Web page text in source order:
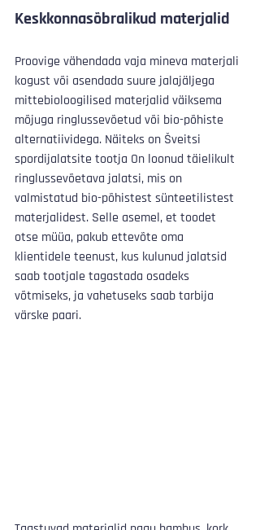
Keskkonnasõbralikud materjalid
Proovige vähendada vaja mineva materjali
kogust või asendada suure jalajäljega
mittebioloogilised materjalid väiksema
mõjuga ringlussevõetud või bio-põhiste
alternatiividega. Näiteks on Šveitsi
spordijalatsite tootja On loonud täielikult
ringlussevõetava jalatsi, mis on
valmistatud bio-põhistest sünteetilistest
materjalidest. Selle asemel, et toodet
otse müüa, pakub ettevõte oma
klientidele teenust, kus kulunud jalatsid
saab tootjale tagastada osadeks
võtmiseks, ja vahetuseks saab tarbija
värske paari.